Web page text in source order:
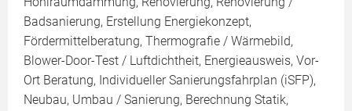
Badsanierung, Erstellung Energiekonzept,
Fördermittelberatung, Thermografie / Wärmebild,
Blower-Door-Test / Luftdichtheit, Energieausweis, Vor-
Ort Beratung, Individueller Sanierungsfahrplan (iSFP),
Neubau, Umbau / Sanierung, Berechnung Statik,